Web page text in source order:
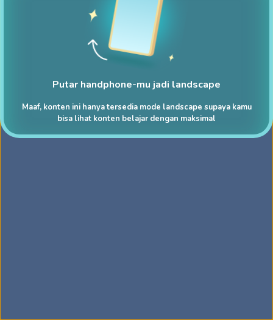
Putar handphone-mu jadi landscape
Maaf, konten ini hanya tersedia mode landscape supaya kamu
bisa lihat konten belajar dengan maksimal